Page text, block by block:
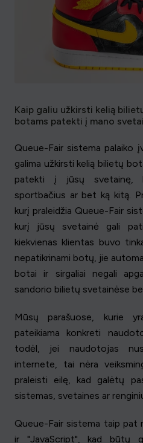
Kaip galiu užkirsti kelią
botams patekti į mano
Queue-Fair sistema palaiko
galima užkirsti kelią bilietų
patekti į jūsų svetainę,
sportbačius ar bet ką kitą.
kurį praleidžia Queue-Fair
kurį jūsų svetainė gali
kiekvienas klientas buvo
nepatikrinami botų, jie
botai ir sirgaliai negali
sandorio bilietų svetainėse be
Mūsų parašuose, kurie
pateikiama konkreti
todėl, jei naudotojas
internete, tai nėra
praleisti eilę, kad galėtų
sistemas, svetaines ar
Queue-Fair sistema taip pat
ir "JavaScript", kad būtų